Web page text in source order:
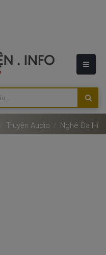
Truyện Audio Nghê Đa Hỉ